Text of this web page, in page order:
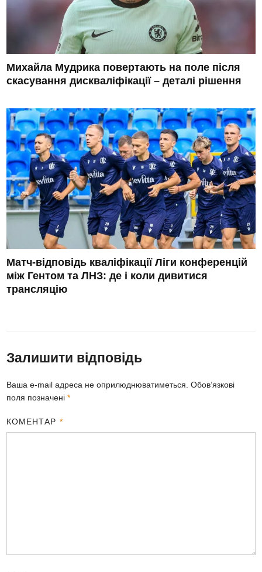
Михайла Мудрика повертають на поле після
скасування дискваліфікації – деталі рішення
Матч-відповідь кваліфікації Ліги конференцій
між Гентом та ЛНЗ: де і коли дивитися
трансляцію
Залишити відповідь
Ваша e-mail адреса не оприлюднюватиметься. Обов’язкові
поля позначені*
КОМЕНТАР *